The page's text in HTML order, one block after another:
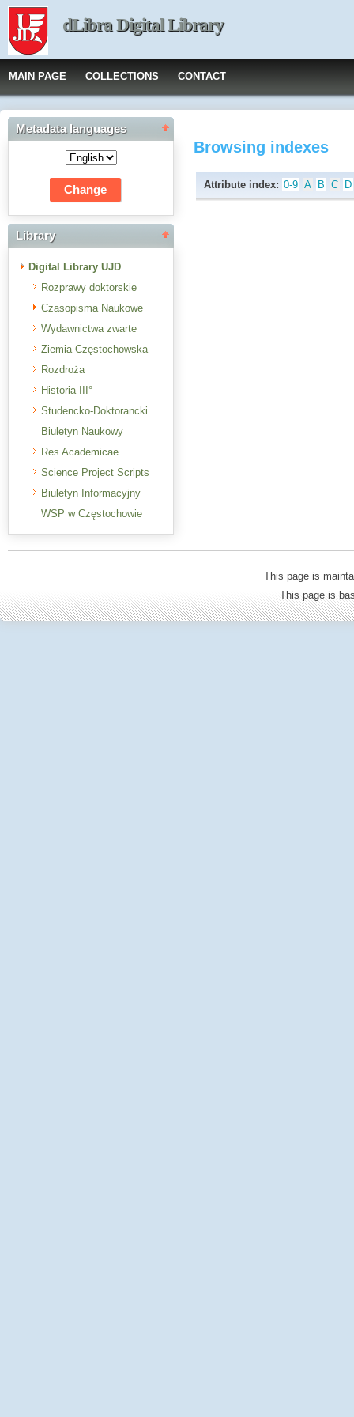
dLibra Digital Library
MAIN PAGE COLLECTIONS CONTACT
Metadata languages
Library
Digital Library UJD
Rozprawy doktorskie
Czasopisma Naukowe
Wydawnictwa zwarte
Ziemia Częstochowska
Rozdroża
Historia III°
Studencko-Doktorancki
Biuletyn Naukowy
Res Academicae
Science Project Scripts
Biuletyn Informacyjny
WSP w Częstochowie
Browsing indexes
Attribute index: 0-9 A B C D
This page is
This page is